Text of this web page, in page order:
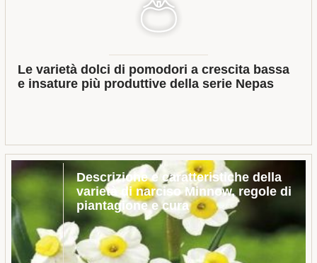
Le varietà dolci di pomodori a crescita bassa
e insature più produttive della serie Nepas
Descrizione e caratteristiche della
varietà di narciso Minnow, regole di
piantagione e cura